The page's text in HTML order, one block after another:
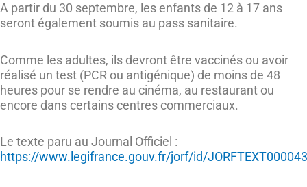
A partir du 30 septembre, les enfants de 12 à 17 ans
seront également soumis au pass sanitaire.
Comme les adultes, ils devront être vaccinés ou avoir
réalisé un test (PCR ou antigénique) de moins de 48
heures pour se rendre au cinéma, au restaurant ou
encore dans certains centres commerciaux.
Le texte paru au Journal Officiel :
https://www.legifrance.gouv.fr/jorf/id/